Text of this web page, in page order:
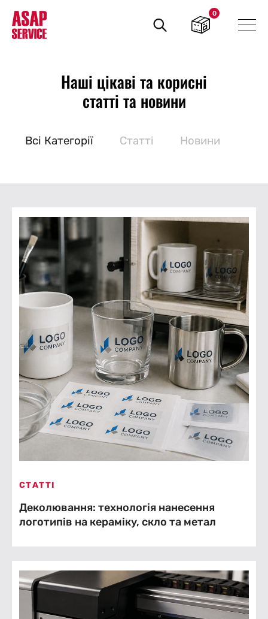
Пошук
товарів
0
Наші цікаві та корисні
статті та новини
Bсі Категорії Статті Новини
СТАТТІ
Деколювання: технологія нанесення
логотипів на кераміку, скло та метал